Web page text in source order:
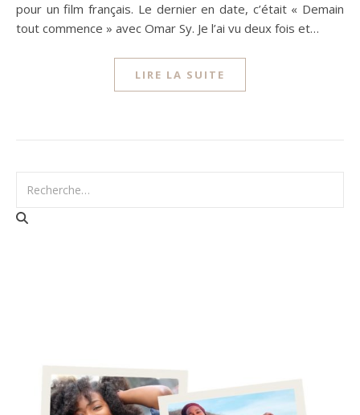
pour un film français. Le dernier en date, c’était « Demain
tout commence » avec Omar Sy. Je l’ai vu deux fois et…
LIRE LA SUITE